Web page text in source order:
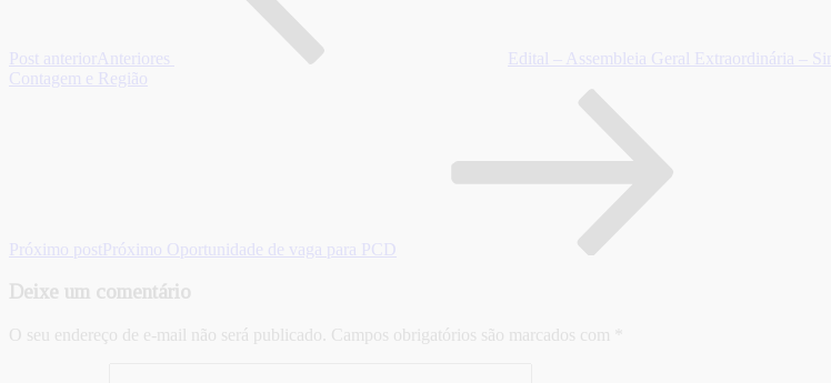
Post anterior Anteriores
Edital – Assembleia Geral Extraordinária –
Contagem e Região
Próximo post Próximo Oportunidade de vaga para PCD
Deixe um comentário
O seu endereço de e-mail não será publicado. Campos obrigatórios são marcados com